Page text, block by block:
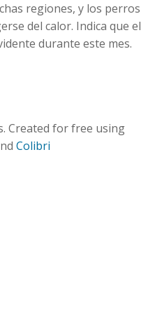
regiones, y los perros
del calor. Indica que el
durante este mes.
Created for free using
Colibri